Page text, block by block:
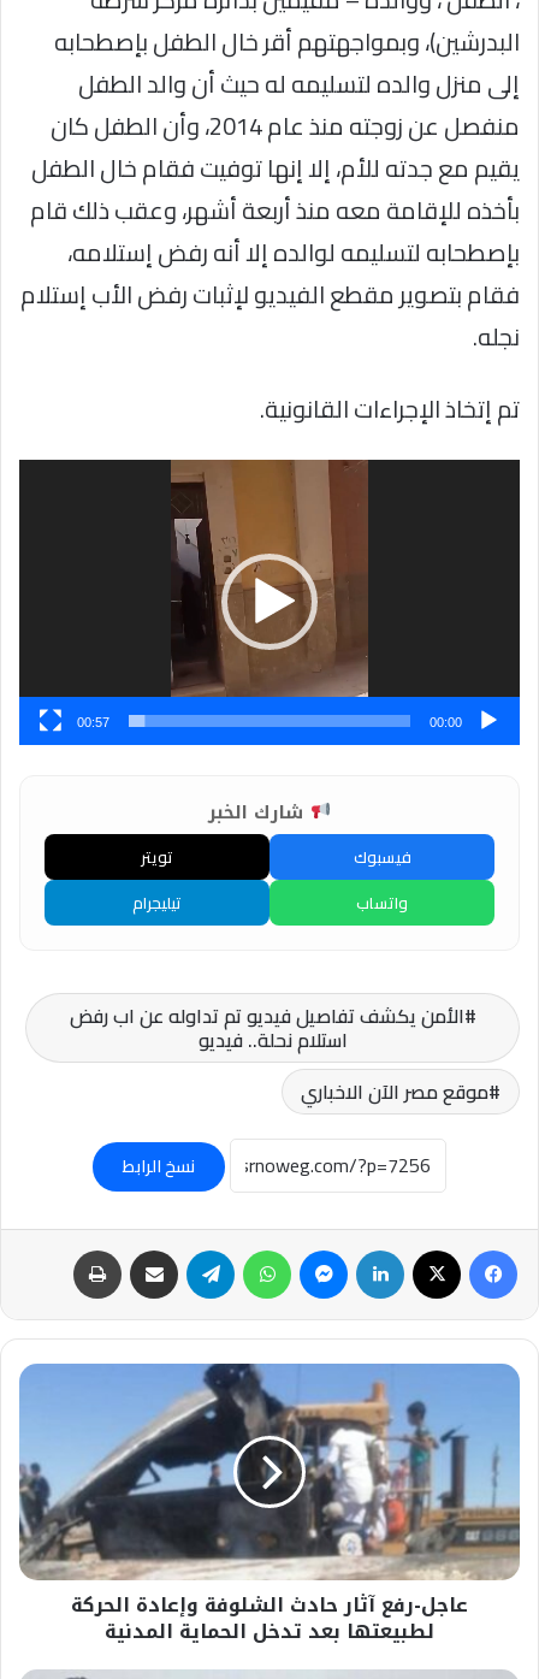
البدرشين)، وبمواجهتهم أقر خال الطفل بإصطحابه
إلى منزل والده لتسليمه له حيث أن والد الطفل
منفصل عن زوجته منذ عام 2014، وأن الطفل كان
يقيم مع جدته للأم، إلا إنها توفيت فقام خال الطفل
بأخذه للإقامة معه منذ أربعة أشهر، وعقب ذلك قام
بإصطحابه لتسليمه لوالده إلا أنه رفض إستلامه،
فقام بتصوير مقطع الفيديو لإثبات رفض الأب إستلام
نجله.
تم إتخاذ الإجراءات القانونية.
00:00
00:57
شارك الخبر
فيسبوك
تويتر
واتساب
تيليجرام
الأمن يكشف تفاصيل فيديو تم تداوله عن اب رفض
استلام نحلة.. فيديو
موقع مصر الآن الاخباري
نسخ الرابط
فيسبوك لينكدإن ماسنجر واتساب تيلقرام مشاركة عبر البريد
عاجل-
حادث
الشلوفة
وإعادة
الحركة
لطبيعتها
بعد
عاجل-رفع آثار حادث الشلوفة وإعادة الحركة
لطبيعتها بعد تدخل الحماية المدنية